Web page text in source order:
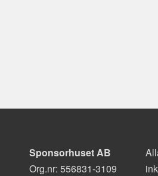
Sponsorhuset AB
Org.nr: 556831-3109